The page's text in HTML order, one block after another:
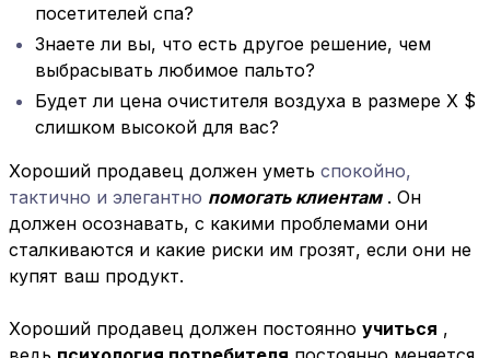
посетителей спа?
Знаете ли вы, что есть другое решение, чем
выбрасывать любимое пальто?
Будет ли цена очистителя воздуха в размере X $
слишком высокой для вас?
Хороший продавец должен уметь спокойно,
тактично и элегантно помогать клиентам . Он
должен осознавать, с какими проблемами они
сталкиваются и какие риски им грозят, если они не
купят ваш продукт.
Хороший продавец должен постоянно учиться ,